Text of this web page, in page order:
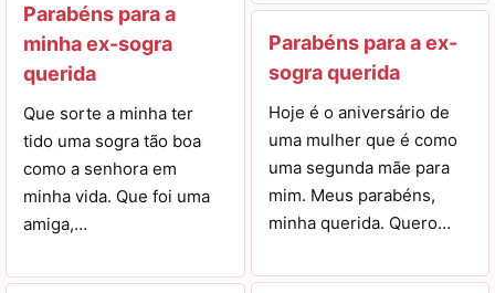
Parabéns para a
minha ex-sogra
querida
Que sorte a minha ter
tido uma sogra tão boa
como a senhora em
minha vida. Que foi uma
amiga,…
Parabéns para a ex-
sogra querida
Hoje é o aniversário de
uma mulher que é como
uma segunda mãe para
mim. Meus parabéns,
minha querida. Quero…